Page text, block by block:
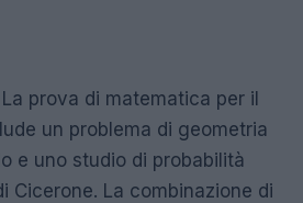
prova di matematica per il
un problema di geometria
e uno studio di probabilità
Cicerone. La combinazione di